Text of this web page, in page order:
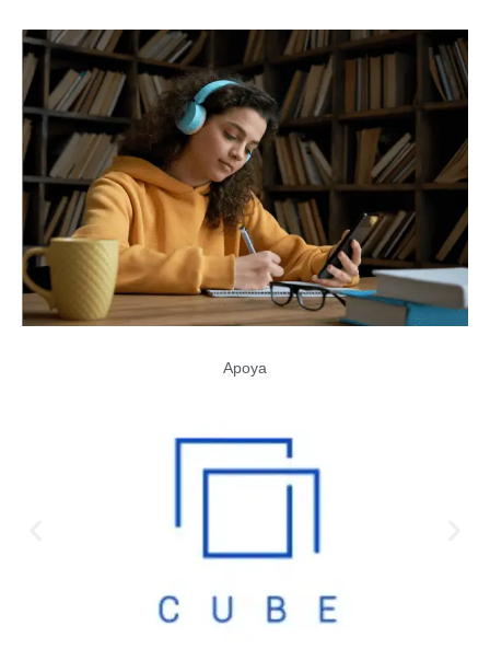
Apoya